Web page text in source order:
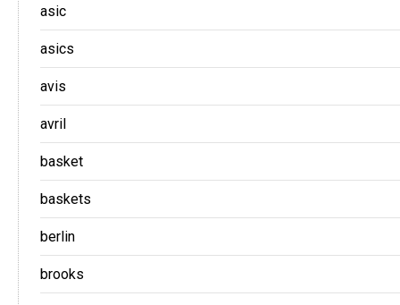
asic
asics
avis
avril
basket
baskets
berlin
brooks